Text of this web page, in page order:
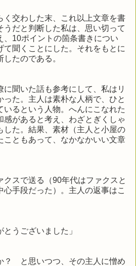
く交わした末、これ以上文章を書
うだと判断した私は、思い切って
、10ポイントの箇条書きについ
て聞くことにした。それをもとに
たのである。
聞いた話も参考にして、私はリ
った。主人は素朴な人柄で、ひと
いるという人物。へんにこなれた
感があると考え、わざとぎくしゃ
した。結果、素材（主人と小屋の
こともあって、なかなかいい文章
クスで送る（90年代はファクスと
手段だった）。主人の返事はこ
とうございました」
？ と思いつつ、その主人に憎め